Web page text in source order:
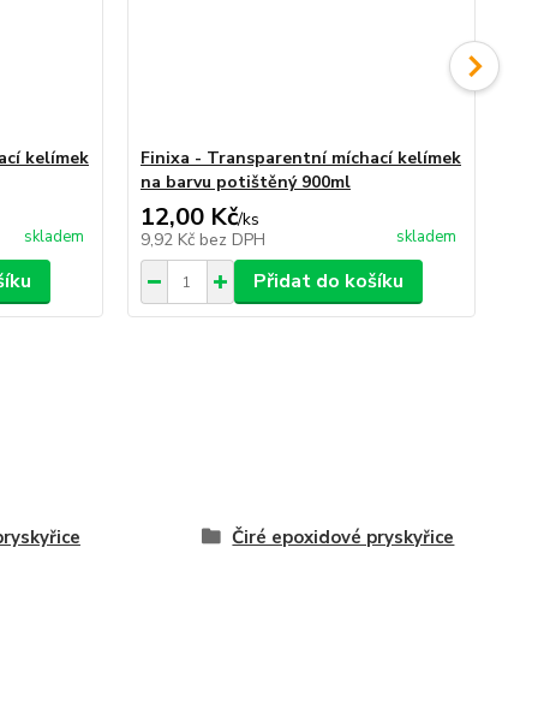
kelímek
skladem
Finixa - Transparentní míchací kelímek
na barvu potištěný 900ml
12,00 Kč/ks
9,92 Kč bez DPH skladem
Přidat do košíku
Čiré epoxidové pryskyřice